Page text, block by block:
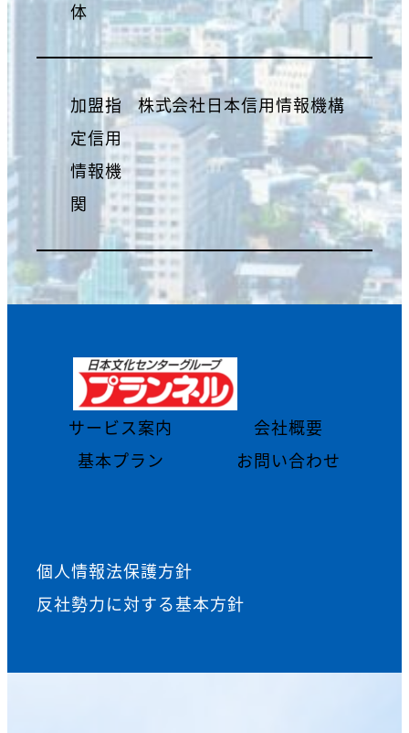
体
加盟指
定信用
情報機
関
株式会社日本信用情報機構
サービス案内
基本プラン
会社概要
お問い合わせ
個人情報法保護方針
反社勢力に対する基本方針